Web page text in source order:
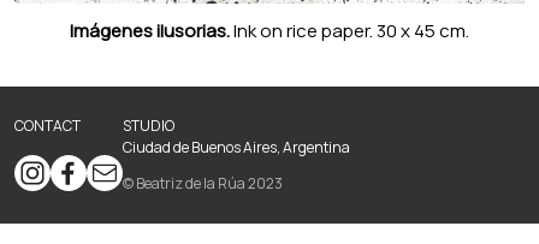
News
Imágenes ilusorias.Ink on rice paper. 30 x 45 cm.
CONTACT
STUDIO
Ciudad de Buenos Aires, Argentina
© Beatriz de la Rúa 2023